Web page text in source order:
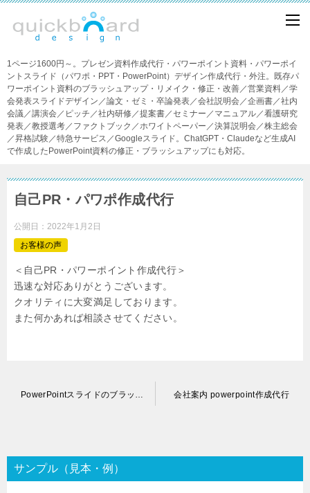
1ページ1600円～。プレゼン資料作成代行・パワーポイント資料・パワーポイ
ントスライド（パワポ・PPT・PowerPoint）デザイン作成代行・外注。既存パ
ワーポイント資料のブラッシュアップ・リメイク・修正・改善／営業資料／学
会発表スライドデザイン／論文・ゼミ・卒論発表／会社説明会／企画書／社内
会議／講演会／ピッチ／社内研修／提案書／セミナー／マニュアル／看護研究
発表／教授選考／ファクトブック／ホワイトペーパー／決算説明会／株主総会
／昇格試験／特急サービス／Googleスライド。ChatGPT・Claudeなど生成AI
で作成したPowerPoint資料の修正・ブラッシュアップにも対応。
自己PR・パワポ作成代行
公開日： 2022年1月2日
お客様の声
＜自己PR・パワーポイント作成代行＞
迅速な対応ありがとうございます。
クオリティに大変満足しております。
また何かあれば相談させてください。
ゲ
ー
シ
会社案内 powerpoint作成代行
サンプル（見本・例）